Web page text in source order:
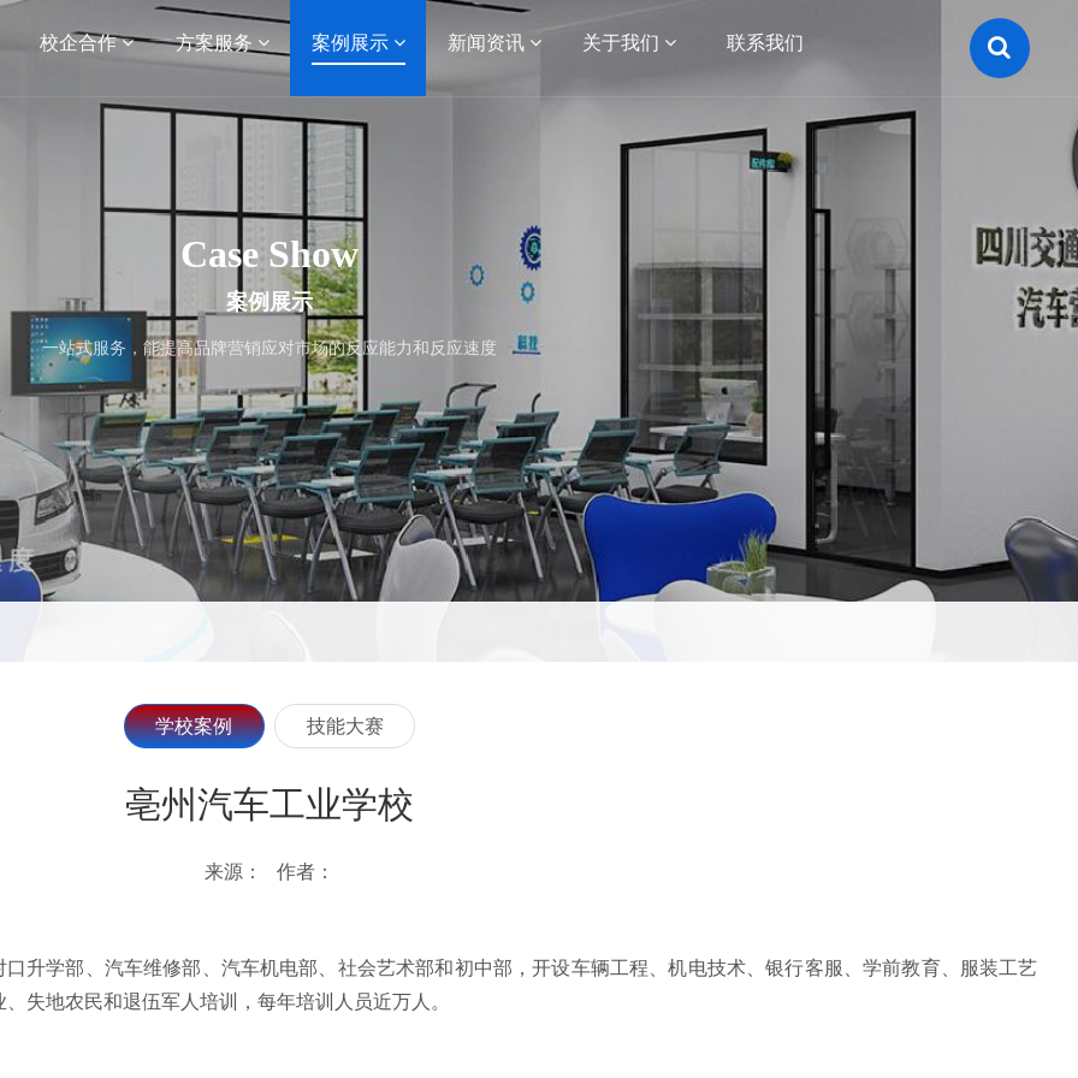
校企合作 方案服务 案例展示 新闻资讯 关于我们 联系我们
Case Show
案例展示
一站式服务，能提高品牌营销应对市场的反应能力和反应速度
学校案例 技能大赛
亳州汽车工业学校
来源： 作者：
升学部、汽车维修部、汽车机电部、社会艺术部和初中部，开设车辆工程、机电技术、银行客服、学前教育、服装工艺
失地农民和退伍军人培训，每年培训人员近万人。